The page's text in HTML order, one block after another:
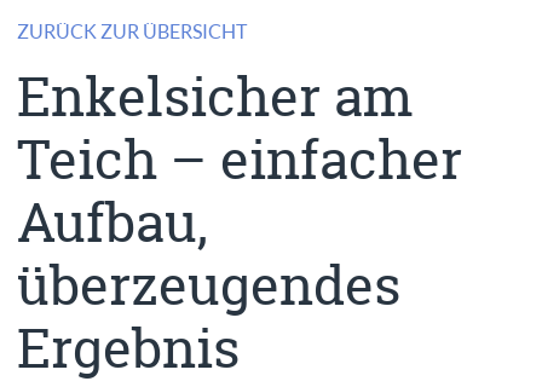
ZURÜCK ZUR ÜBERSICHT
Enkelsicher am
Teich – einfacher
Aufbau,
überzeugendes
Ergebnis